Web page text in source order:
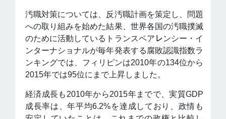
汚職対策については、反汚職計画を策定し、問題
への取り組みを始めた結果、世界各国の汚職撲滅
のために活動しているトランスペア㆑ンシー・イ
ンターナショナルが毎年発表する腐敗認識指数ラ
ンキングでは、フィリピンは2010年の134位から
2015年では95位にまで上昇しました。
経済成長も2010年から2015年までで、実質GDP
成長率は、年平均6.2%を達成しており、政情も